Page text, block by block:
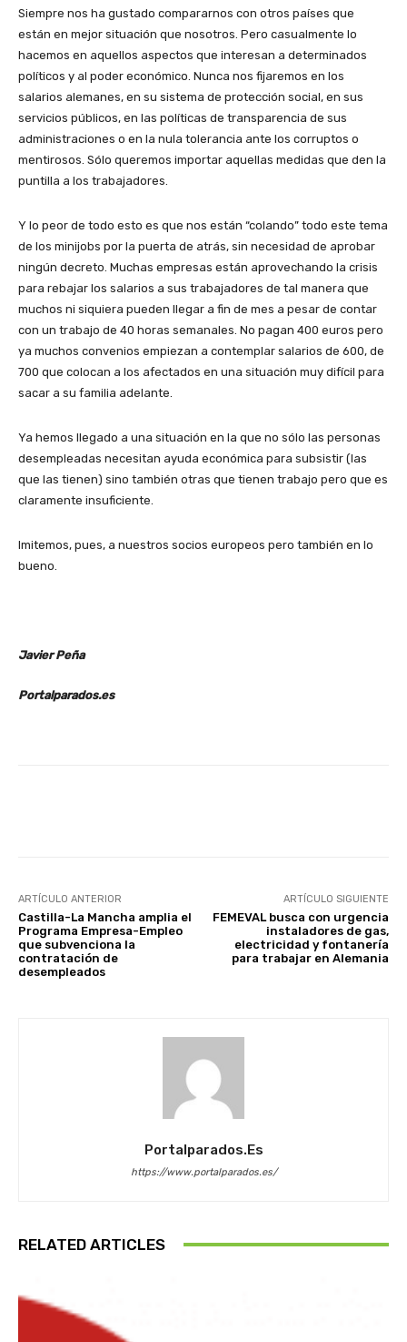
Siempre nos ha gustado compararnos con otros países que
están en mejor situación que nosotros. Pero casualmente lo
hacemos en aquellos aspectos que interesan a determinados
políticos y al poder económico. Nunca nos fijaremos en los
salarios alemanes, en su sistema de protección social, en sus
servicios públicos, en las políticas de transparencia de sus
administraciones o en la nula tolerancia ante los corruptos o
mentirosos. Sólo queremos importar aquellas medidas que den la
puntilla a los trabajadores.
Y lo peor de todo esto es que nos están “colando” todo este tema
de los minijobs por la puerta de atrás, sin necesidad de aprobar
ningún decreto. Muchas empresas están aprovechando la crisis
para rebajar los salarios a sus trabajadores de tal manera que
muchos ni siquiera pueden llegar a fin de mes a pesar de contar
con un trabajo de 40 horas semanales. No pagan 400 euros pero
ya muchos convenios empiezan a contemplar salarios de 600, de
700 que colocan a los afectados en una situación muy difícil para
sacar a su familia adelante.
Ya hemos llegado a una situación en la que no sólo las personas
desempleadas necesitan ayuda económica para subsistir (las
que las tienen) sino también otras que tienen trabajo pero que es
claramente insuficiente.
Imitemos, pues, a nuestros socios europeos pero también en lo
bueno.
Javier Peña
Portalparados.es
ARTÍCULO ANTERIOR
Castilla-La Mancha amplia el
Programa Empresa-Empleo
que subvenciona la
contratación de
desempleados
ARTÍCULO SIGUIENTE
FEMEVAL busca con urgencia
instaladores de gas,
electricidad y fontanería
para trabajar en Alemania
Portalparados.es
https://www.portalparados.es/
RELATED ARTICLES